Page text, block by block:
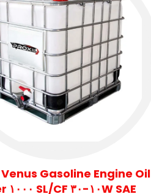
Gasoline Engine Oil
SAE ١٠W-٣٠ SL/CF ١٠٠٠ Liter